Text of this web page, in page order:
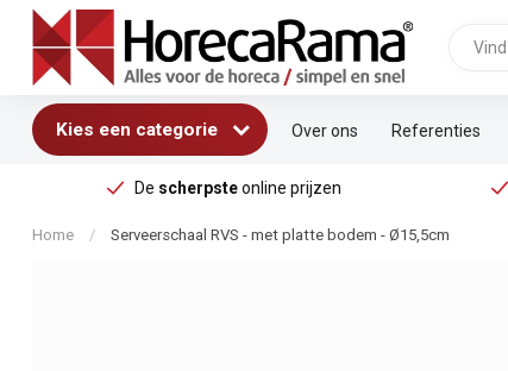
Kies een categorie Over ons Referenties
De scherpsteonline prijzen
Home / Serveerschaal RVS - met platte bodem - Ø15,5cm